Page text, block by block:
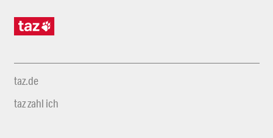
taz.de
taz zahl ich